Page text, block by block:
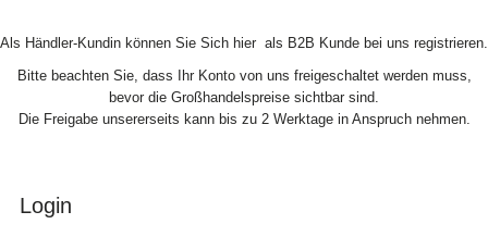
Als Händler-Kundin können Sie Sich hier als B2B Kunde bei uns registrieren.
Bitte beachten Sie, dass Ihr Konto von uns freigeschaltet werden muss,
bevor die Großhandelspreise sichtbar sind.
Die Freigabe unsererseits kann bis zu 2 Werktage in Anspruch nehmen.
Login